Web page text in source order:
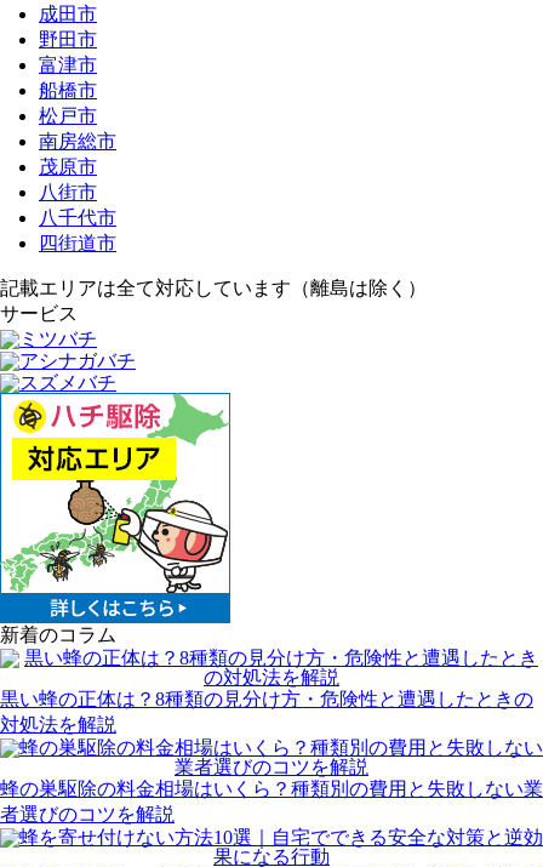
成田市
野田市
富津市
船橋市
松戸市
南房総市
茂原市
八街市
八千代市
四街道市
記載エリアは全て対応しています（離島は除く）
サービス
新着のコラム
黒い蜂の正体は？8種類の見分け方・危険性と遭遇したときの
対処法を解説
蜂の巣駆除の料金相場はいくら？種類別の費用と失敗しない業
者選びのコツを解説